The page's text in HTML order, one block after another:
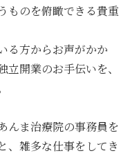
ものを俯瞰できる貴重
る方からお声がかか
開業のお手伝いを、
んま治療院の事務員を
、雑多な仕事をしてき